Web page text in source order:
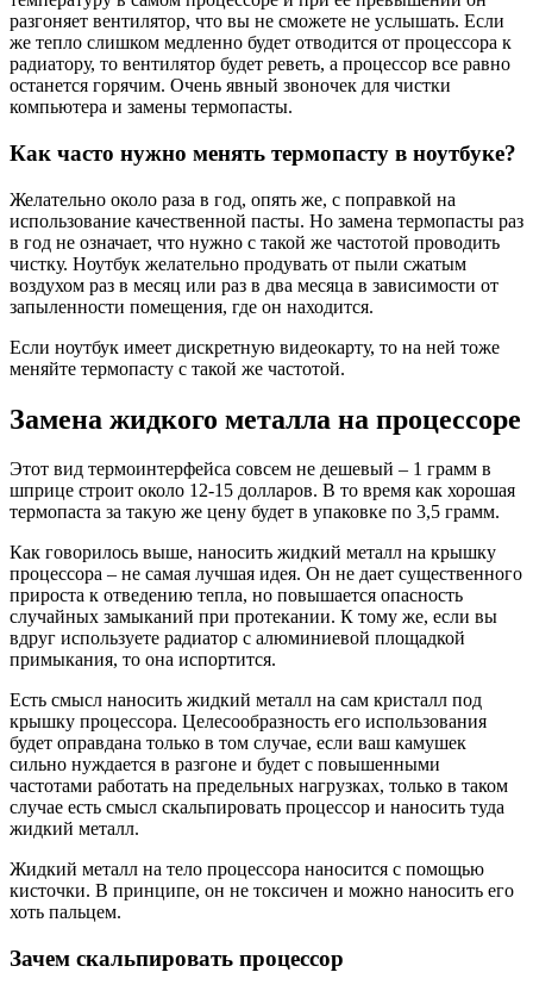
разгоняет вентилятор, что вы не сможете не услышать. Если
же тепло слишком медленно будет отводится от процессора к
радиатору, то вентилятор будет реветь, а процессор все равно
останется горячим. Очень явный звоночек для чистки
компьютера и замены термопасты.
Как часто нужно менять термопасту в ноутбуке?
Желательно около раза в год, опять же, с поправкой на
использование качественной пасты. Но замена термопасты раз
в год не означает, что нужно с такой же частотой проводить
чистку. Ноутбук желательно продувать от пыли сжатым
воздухом раз в месяц или раз в два месяца в зависимости от
запыленности помещения, где он находится.
Если ноутбук имеет дискретную видеокарту, то на ней тоже
меняйте термопасту с такой же частотой.
Замена жидкого металла на процессоре
Этот вид термоинтерфейса совсем не дешевый – 1 грамм в
шприце строит около 12-15 долларов. В то время как хорошая
термопаста за такую же цену будет в упаковке по 3,5 грамм.
Как говорилось выше, наносить жидкий металл на крышку
процессора – не самая лучшая идея. Он не дает существенного
прироста к отведению тепла, но повышается опасность
случайных замыканий при протекании. К тому же, если вы
вдруг используете радиатор с алюминиевой площадкой
примыкания, то она испортится.
Есть смысл наносить жидкий металл на сам кристалл под
крышку процессора. Целесообразность его использования
будет оправдана только в том случае, если ваш камушек
сильно нуждается в разгоне и будет с повышенными
частотами работать на предельных нагрузках, только в таком
случае есть смысл скальпировать процессор и наносить туда
жидкий металл.
Жидкий металл на тело процессора наносится с помощью
кисточки. В принципе, он не токсичен и можно наносить его
хоть пальцем.
Зачем скальпировать процессор